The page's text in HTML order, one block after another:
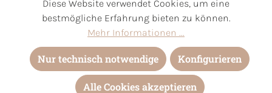
* Alle Preise inkl. gesetzl. Mehrwertsteuer zzgl.Versandkosten
und ggf. Nachnahmegebühren, wenn nicht anders angegeben.
Diese Website verwendet Cookies, um eine
bestmögliche Erfahrung bieten zu können.
Mehr Informationen ...
Nur technisch notwendige Konfigurieren
Alle Cookies akzeptieren